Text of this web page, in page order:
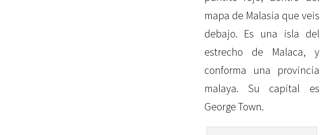
mapa de Malasia que veis
debajo. Es una isla del
estrecho de Malaca, y
conforma una provincia
malaya. Su capital es
George Town.